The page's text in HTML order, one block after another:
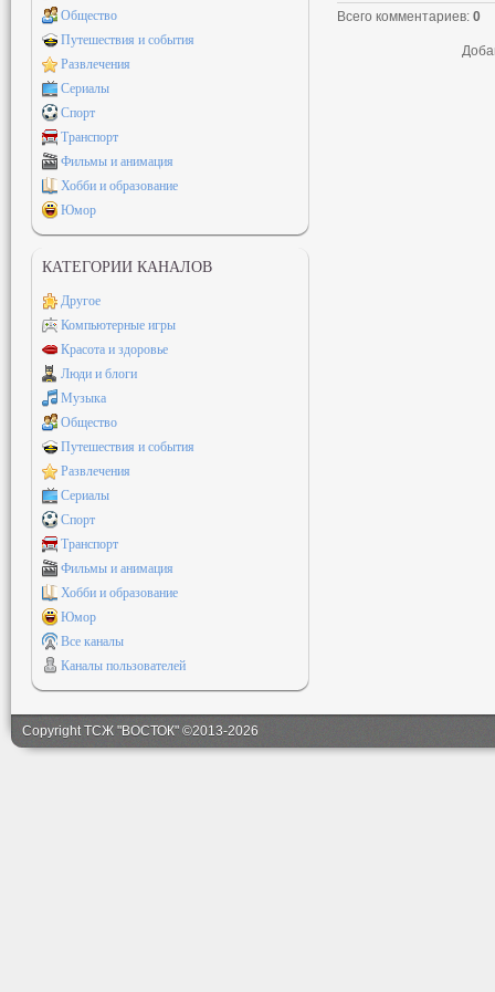
Всего комментариев: 0
Общество
Путешествия и события
Развлечения
Сериалы
Спорт
Транспорт
Фильмы и анимация
Хобби и образование
Юмор
КАТЕГОРИИ КАНАЛОВ
Другое
Компьютерные игры
Красота и здоровье
Люди и блоги
Музыка
Общество
Путешествия и события
Развлечения
Сериалы
Спорт
Транспорт
Фильмы и анимация
Хобби и образование
Юмор
Все каналы
Каналы пользователей
Copyright ТСЖ "ВОСТОК" ©2013-2026